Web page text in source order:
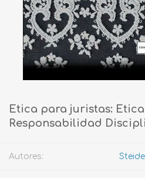
Etica para juristas:
Responsabilidad
Autores: